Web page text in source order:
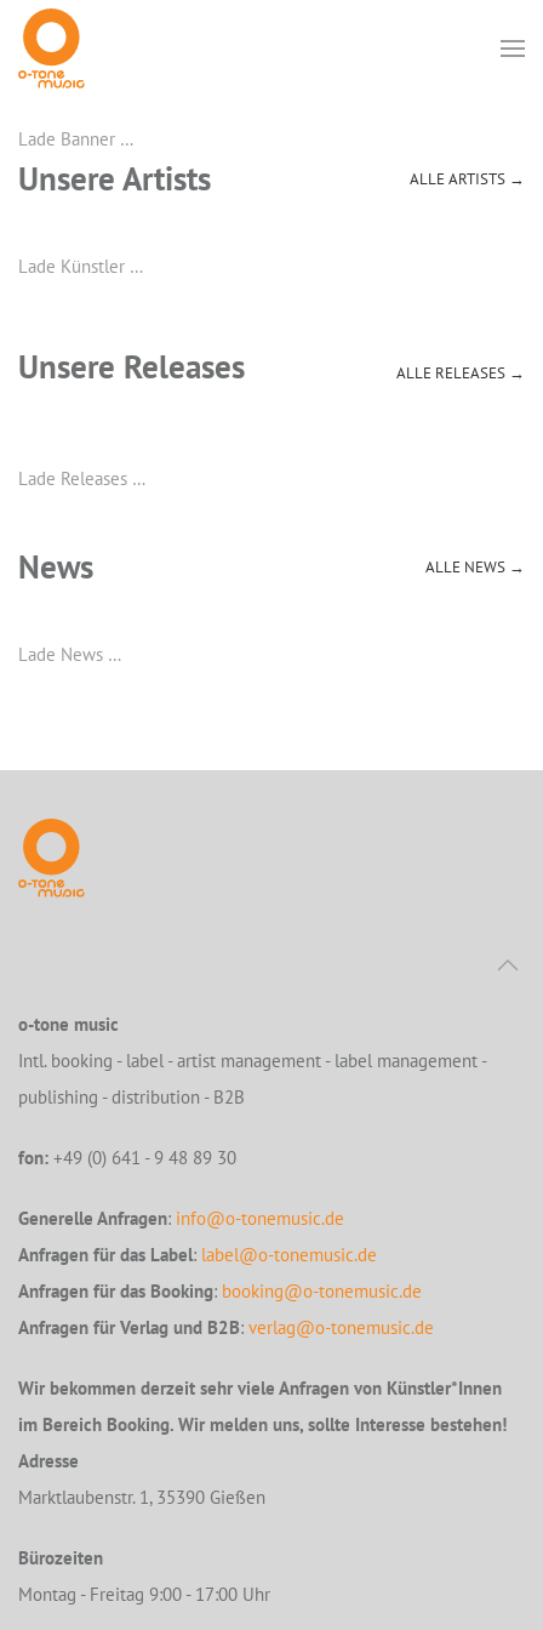
Lade Banner …
Unsere Artists ALLE ARTISTS →
Lade Künstler …
Unsere Releases ALLE RELEASES →
Lade Releases …
News ALLE NEWS →
Lade News …
o-tone music
Intl. booking - label - artist management - label management -
publishing - distribution - B2B
fon: +49 (0) 641 - 9 48 89 30
Generelle Anfragen: info@o-tonemusic.de
Anfragen für das Label: label@o-tonemusic.de
Anfragen für das Booking: booking@o-tonemusic.de
Anfragen für Verlag und B2B: verlag@o-tonemusic.de
Wir bekommen derzeit sehr viele Anfragen von Künstler*Innen
im Bereich Booking. Wir melden uns, sollte Interesse bestehen!
Adresse
Marktlaubenstr. 1, 35390 Gießen
Bürozeiten
Montag - Freitag 9:00 - 17:00 Uhr